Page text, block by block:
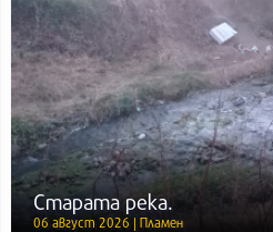
Старата река.
06 август 2026 | Пламен